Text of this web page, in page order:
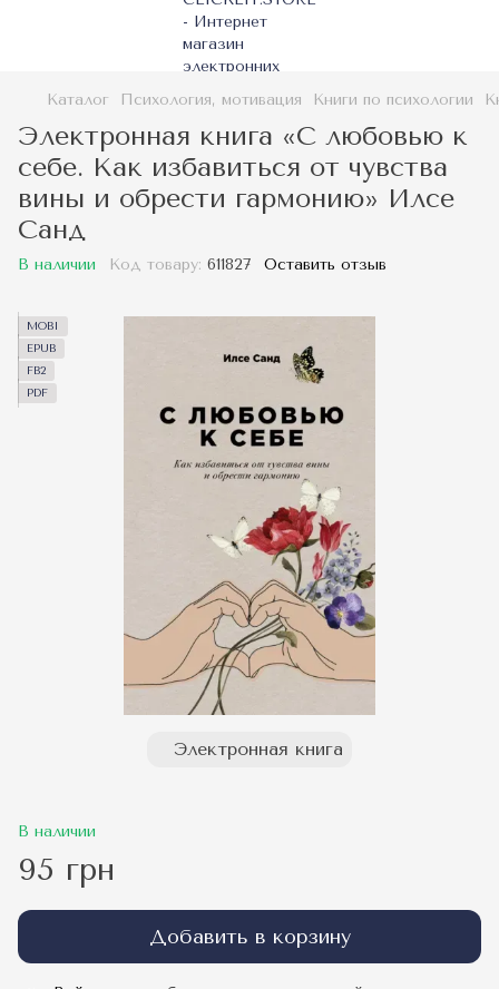
Каталог Психология, мотивация Книги по психологии
Электронная книга «С любовью к
себе. Как избавиться от чувства
вины и обрести гармонию» Илсе
Санд
В наличии Код товару: 611827 Оставить отзыв
MOBI
EPUB
FB2
PDF
Электронная книга
В наличии
95 грн
Добавить в корзину